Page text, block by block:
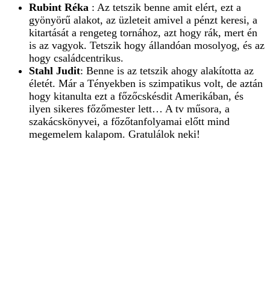
Rubint Réka : Az tetszik benne amit elért, ezt a
gyönyörű alakot, az üzleteit amivel a pénzt keresi, a
kitartását a rengeteg tornához, azt hogy rák, mert én
is az vagyok. Tetszik hogy állandóan mosolyog, és az
hogy családcentrikus.
Stahl Judit: Benne is az tetszik ahogy alakította az
életét. Már a Tényekben is szimpatikus volt, de aztán
hogy kitanulta ezt a főzőcskésdit Amerikában, és
ilyen sikeres főzőmester lett… A tv műsora, a
szakácskönyvei, a főzőtanfolyamai előtt mind
megemelem kalapom. Gratulálok neki!